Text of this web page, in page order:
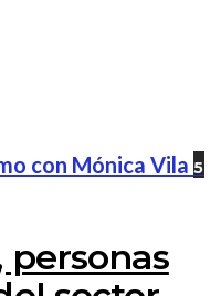
5
personas